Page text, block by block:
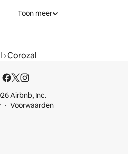
Toon meer
Corozal
Airbnb, Inc.
Voorwaarden